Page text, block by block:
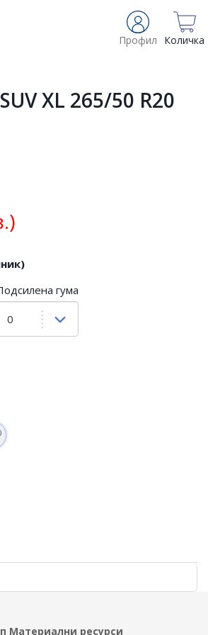
Профил Количка
XL 265/50 R20
гума
Материални ресурси